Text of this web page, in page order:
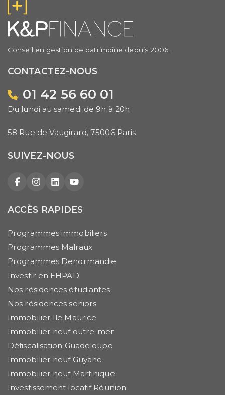
Conseil en gestion de patrimoine depuis 2006.
CONTACTEZ-NOUS
01 42 56 60 01
Du lundi au samedi de 9h à 20h
58 Rue de Vaugirard, 75006 Paris
SUIVEZ-NOUS
FacebookInstagram
LinkedInYouTube
ACCÈS RAPIDES
Programmes immobiliers
Programmes Malraux
Programmes Denormandie
Investir en EHPAD
Nos résidences étudiantes
Nos résidences seniors
Immobilier Ile Maurice
Immobilier neuf outre-mer
Défiscalisation Guadeloupe
Immobilier neuf Guyane
Immobilier neuf Martinique
Investissement locatif Réunion